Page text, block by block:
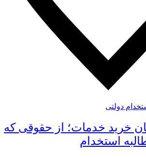
دولتی
خرید خدمات؛ از حقوقی که
استخدام